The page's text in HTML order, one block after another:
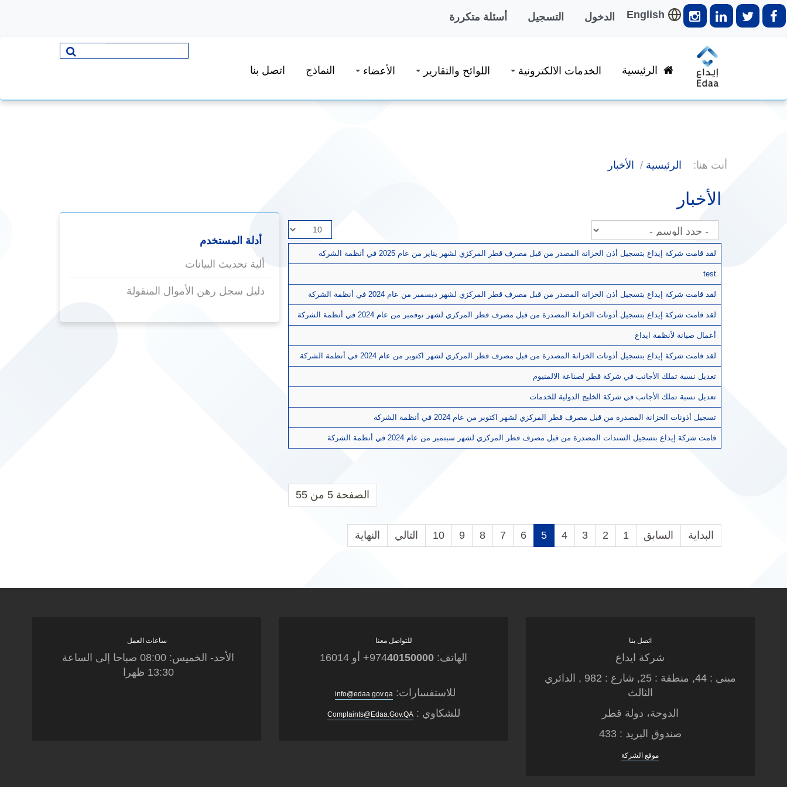
English الدخول التسجيل أسئلة متكررة
الرئيسية الخدمات الالكترونية اللوائح والتقارير الأعضاء النماذج اتصل بنا
أنت هنا: الرئيسية الأخبار
الأخبار
عدد
أسطر
اللائحة:
لقد قامت شركة إيداع بتسجيل أذن الخزانة المصدر من قبل مصرف قطر المركزي لشهر يناير من عام 2025 في أنظمة الشركة
test
لقد قامت شركة إيداع بتسجيل أذن الخزانة المصدر من قبل مصرف قطر المركزي لشهر ديسمبر من عام 2024 في أنظمة الشركة
لقد قامت شركة إيداع بتسجيل أذونات الخزانة المصدرة من قبل مصرف قطر المركزي لشهر نوفمبر من عام 2024 في أنظمة الشركة
أعمال صيانة لأنظمة ايداع
لقد قامت شركة إيداع بتسجيل أذونات الخزانة المصدرة من قبل مصرف قطر المركزي لشهر اكتوبر من عام 2024 في أنظمة الشركة
تعديل نسبة تملك الأجانب في شركة قطر لصناعة الالمنيوم
تعديل نسبة تملك الأجانب في شركة الخليج الدولية للخدمات
تسجيل أذونات الخزانة المصدرة من قبل مصرف قطر المركزي لشهر اكتوبر من عام 2024 في أنظمة الشركة
قامت شركة إيداع بتسجيل السندات المصدرة من قبل مصرف قطر المركزي لشهر سبتمبر من عام 2024 في أنظمة الشركة
الصفحة 5 من 55
البداية السابق 1
2
3
4
5
6
7
8
9
10 التالي النهاية
أدلة المستخدم
ألية تحديث البيانات
دليل سجل رهن الأموال المنقولة
اتصل بنا
شركة ايداع
مبنى : 44, منطقة : 25, شارع : 982 , الدائري
الثالث
الدوحة، دولة قطر
صندوق البريد : 433
موقع الشركة
للتواصل معنا
الهاتف: 974 40150000 + أو 16014
للاستفسارات:info@edaa.gov.qa
للشكاوي :Complaints@Edaa.Gov.QA
ساعات العمل
الأحد- الخميس: 08:00 صباحا إلى الساعة
13:30 ظهرا